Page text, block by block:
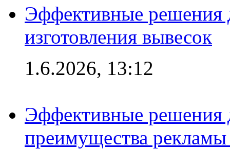
Эффективные решения
изготовления вывесок
1.6.2026, 13:12
Эффективные решения
преимущества рекламы